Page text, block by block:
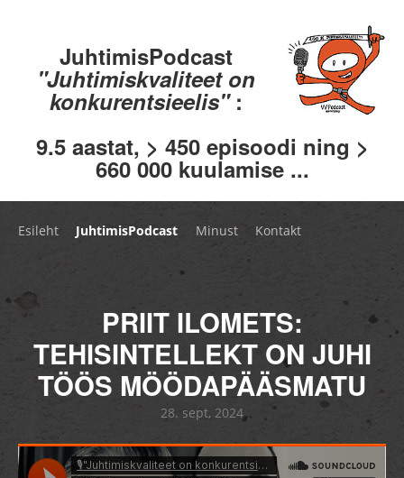
JuhtimisPodcast
"Juhtimiskvaliteet on
konkurentsieelis" :
9.5 aastat, > 450 episoodi ning >
660 000 kuulamise ...
Esileht JuhtimisPodcast Minust Kontakt
PRIIT ILOMETS:
TEHISINTELLEKT ON JUHI
TÖÖS MÖÖDAPÄÄSMATU
28. sept, 2024